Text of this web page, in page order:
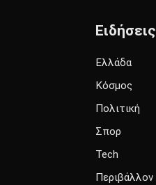
Ειδήσεις
Ελλάδα
Κόσμος
Πολιτική
Σπορ
Tech
Περιβάλλον